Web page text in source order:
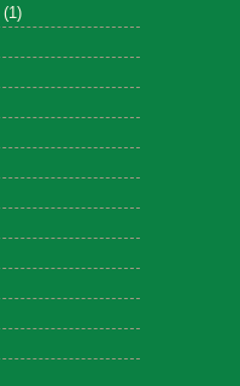
(1)